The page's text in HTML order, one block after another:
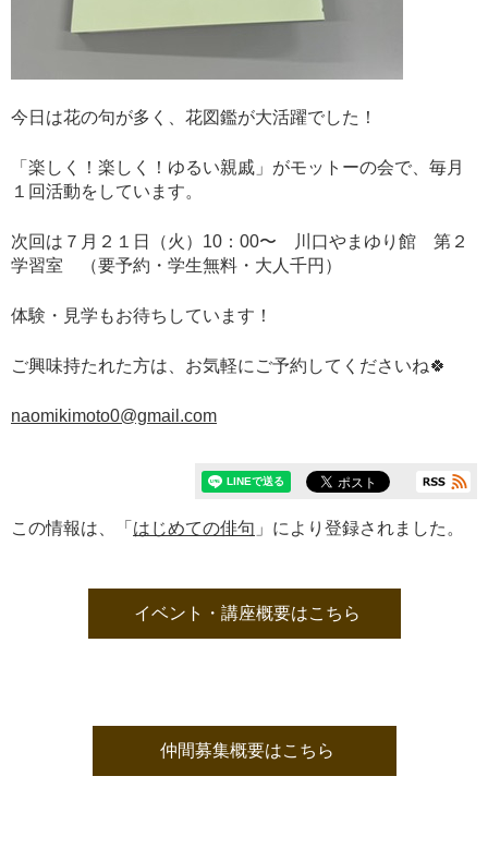
今日は花の句が多く、花図鑑が大活躍でした！
「楽しく！楽しく！ゆるい親戚」がモットーの会で、毎月
１回活動をしています。
次回は７月２１日（火）10：00〜 川口やまゆり館 第２
学習室 （要予約・学生無料・大人千円）
体験・見学もお待ちしています！
ご興味持たれた方は、お気軽にご予約してくださいね🍀
naomikimoto0@gmail.com
この情報は、「 はじめての俳句 」により登録されました。
イベント・講座概要はこちら
仲間募集概要はこちら